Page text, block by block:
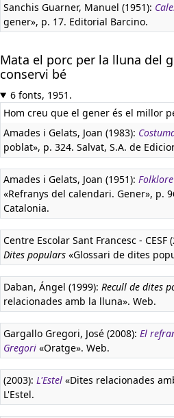
Sanchis Guarner, Manuel (1951):
gener», p. 17. Editorial Barcino.
Mata el porc per la lluna del
conservi bé
6 fonts, 1951.
Hom creu que el gener és el millor
Amades i Gelats, Joan (1983):
poblat», p. 324. Salvat, S.A. de
Amades i Gelats, Joan (1951):
«Refranys del calendari. Gener», p.
Catalonia.
Centre Escolar Sant Francesc - CESF
Dites populars «Glossari de dites
Daban, Ángel (1999): Recull de dites
relacionades amb la lluna». Web.
Gargallo Gregori, José (2008): El
Gregori «Oratge». Web.
(2003): L'Estel «Dites relacionades
L'Estel.